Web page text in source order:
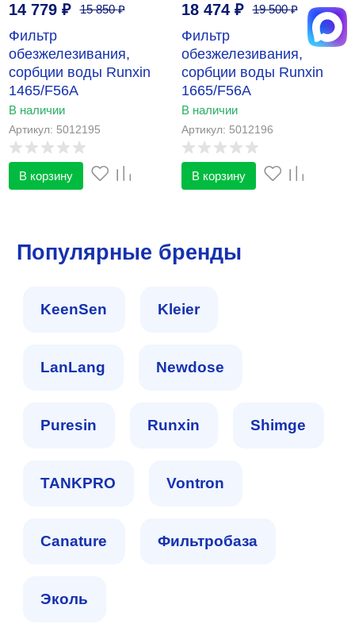
14 779 ₽ 15 850₽
Фильтр
обезжелезивания,
сорбции воды Runxin
1465/F56A
В наличии
Артикул: 5012195
В корзину
18 474 ₽ 19 500₽
Фильтр
обезжелезивания,
сорбции воды Runxin
1665/F56A
В наличии
Артикул: 5012196
В корзину
Популярные бренды
KeenSen Kleier
LanLang Newdose
Puresin Runxin Shimge
TANKPRO Vontron
Сanature Фильтробаза
Эколь